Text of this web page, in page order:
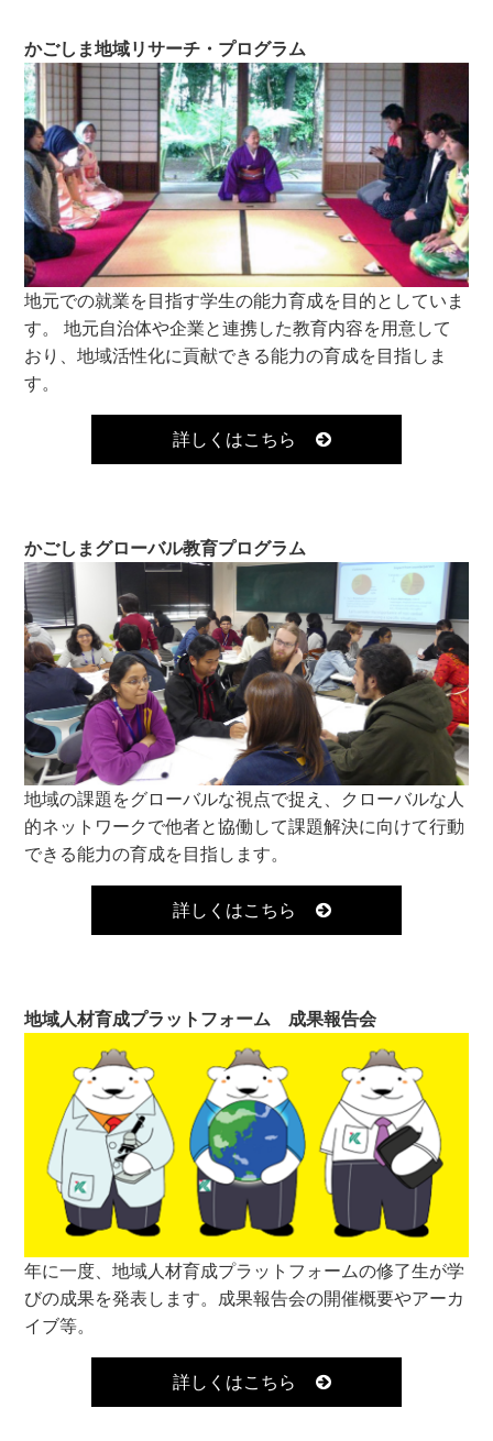
かごしま地域リサーチ・プログラム
地元での就業を目指す学生の能力育成を目的としていま
す。 地元自治体や企業と連携した教育内容を用意して
おり、地域活性化に貢献できる能力の育成を目指しま
す。
詳しくはこちら
かごしまグローバル教育プログラム
地域の課題をグローバルな視点で捉え、クローバルな人
的ネットワークで他者と協働して課題解決に向けて行動
できる能力の育成を目指します。
詳しくはこちら
地域人材育成プラットフォーム 成果報告会
年に一度、地域人材育成プラットフォームの修了生が学
びの成果を発表します。成果報告会の開催概要やアーカ
イブ等。
詳しくはこちら